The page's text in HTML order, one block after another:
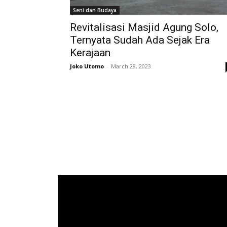
Seni dan Budaya
Revitalisasi Masjid Agung Solo,
Ternyata Sudah Ada Sejak Era
Kerajaan
Joko Utomo - March 28, 2023